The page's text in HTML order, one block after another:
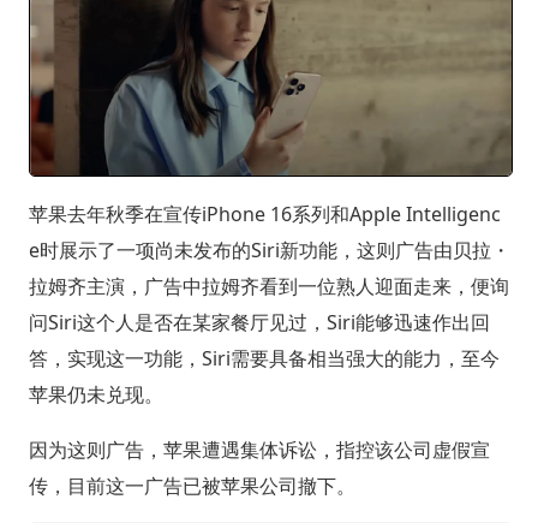
苹果去年秋季在宣传iPhone 16系列和Apple Intelligenc
e时展示了一项尚未发布的Siri新功能，这则广告由贝拉・
拉姆齐主演，广告中拉姆齐看到一位熟人迎面走来，便询
问Siri这个人是否在某家餐厅见过，Siri能够迅速作出回
答，实现这一功能，Siri需要具备相当强大的能力，至今
苹果仍未兑现。
因为这则广告，苹果遭遇集体诉讼，指控该公司虚假宣
传，目前这一广告已被苹果公司撤下。